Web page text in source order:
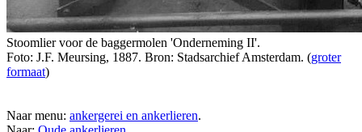
Stoomlier voor de baggermolen 'Onderneming II'.
Foto: J.F. Meursing, 1887. Bron: Stadsarchief Amsterdam. (groter
formaat)
Naar menu: ankergerei en ankerlieren.